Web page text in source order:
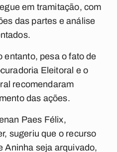
em tramitação, com
das partes e análise
entanto, pesa o fato de
Eleitoral e o
recomendaram
das ações.
Paes Félix,
sugeriu que o recurso
Aninha seja arquivado,